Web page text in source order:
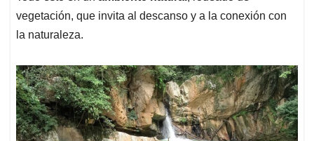
vegetación, que invita al descanso y a la conexión con
la naturaleza.